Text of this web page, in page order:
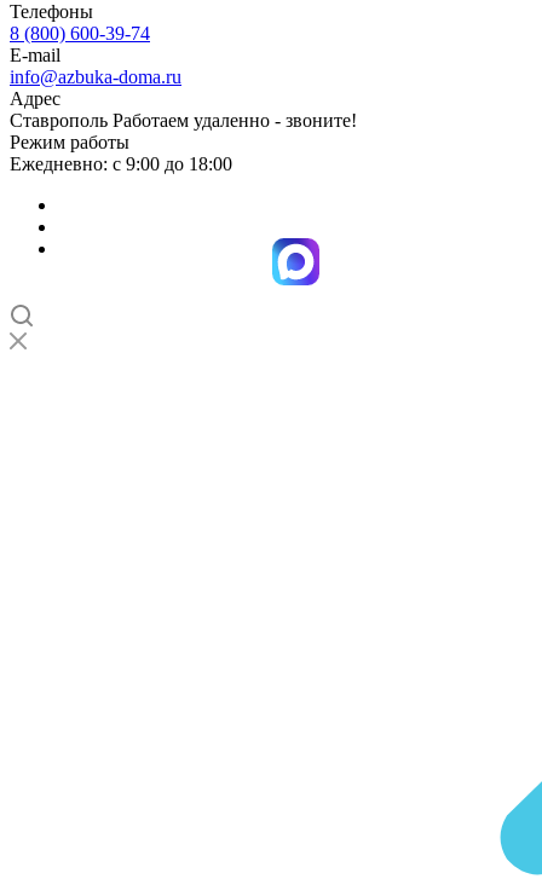
Телефоны
8 (800) 600-39-74
E-mail
info@azbuka-doma.ru
Адрес
Ставрополь Работаем удаленно - звоните!
Режим работы
Ежедневно: с 9:00 до 18:00